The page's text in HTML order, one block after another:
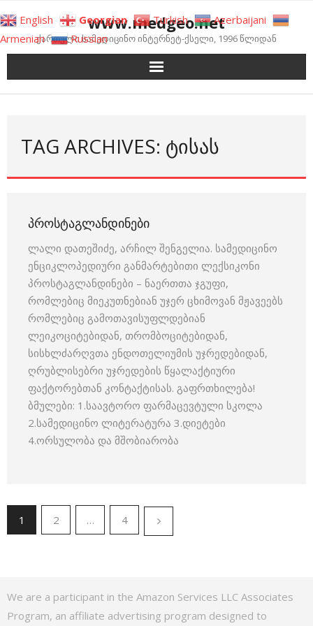
to
content
www.medgeo.net
ქართული სამედიცინო ინტერნეტ-ქსელი, 1996 წლიდან
TAG ARCHIVES: ᲢᲘᲡᲐᲡ
ᲞᲠᲝᲡᲢᲐᲒᲚᲐᲜᲓᲘᲜᲔᲑᲘ
ლალი დათეშიძე, არჩილ შენგელია. სამედიცინო
ენციკლოპედიური განმარტებითი ლექსიკონი
პროსტაგლანდინები – ნაერთთა ჯგუფი,
რომლებიც მიეკუთნებიან უჯერ ცხიმოვან მჟავეებს
რომლებიც გამოთავისუფლდებიან
ლეიკოციტებიდან, თრომბოციტებიდან,
სისხლძარღვთა ენდოთელიუმის უჯრედებიდან,
ღრუბლისებრი უჯრედების წყალაქტიური
ფაქტორებთან კონტაქტისას. გაფრთხილება!
ბმულები: 1.საავტორო ფარმაცევტული სკოლა
2.სამედიცინო ლიტერატურა 3.დიეტები
4.ორსულობა და მშობიარობა
1 2 … 4
We are a participant in the Amazon Services LLC Associates
Program, an affiliate advertising program designed to
English Georgian Turkish
Azerbaijani
Armenian
Russian